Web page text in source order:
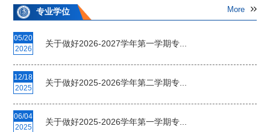
专业学位 More
05/20
2026
关于做好2026-2027学年第一学期专...
12/18
2025
关于做好2025-2026学年第二学期专...
06/04
2025
关于做好2025-2026学年第一学期专...